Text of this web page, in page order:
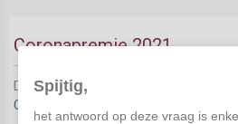
Coronapremie 2021
Dit document is niet beschikbaar in je
Contacteer ons
Spijtig,
het antwoord op deze vraag is